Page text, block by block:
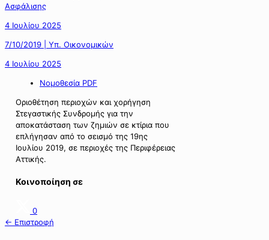
Ασφάλισης
4 Ιουλίου 2025
7/10/2019 | Υπ. Οικονομικών
4 Ιουλίου 2025
Νομοθεσία PDF
Οριοθέτηση περιοχών και χορήγηση
Στεγαστικής Συνδρομής για την
αποκατάσταση των ζημιών σε κτίρια που
επλήγησαν από το σεισμό της 19ης
Ιουλίου 2019, σε περιοχές της Περιφέρειας
Αττικής.
Κοινοποίηση σε
0
← Επιστροφή